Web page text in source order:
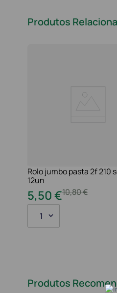
Produtos
Rolo jumbo pasta 2f 210
12un
10,80€
5,50€
1
Produtos